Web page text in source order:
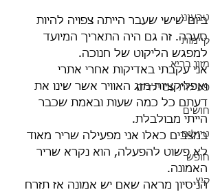
טבעוני
קיימות
מזון בריא
פעילות עם ילדים
חושים
טיולים
חופש
קיץ
ביום שישי שעבר הייתה צפויה להיות
סערה. זה גם היה התאריך המיועד
למפגש הליקוט של חנוכה.
אני עקבתי באדיקות אחרי אתרי
ואפליקציות מזג האוויר אשר שינו את
דעתם כל כמה שעות ובאמת שכבר
הייתי מבולבלת.
במצבים כאלו אני מפעילה שריר מאוד
לא פשוט להפעלה, הוא נקרא שריר
האמונה.
הניסיון מראה שאם יש אמונה אז תזרח